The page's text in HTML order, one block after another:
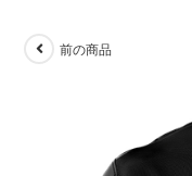
前の商品